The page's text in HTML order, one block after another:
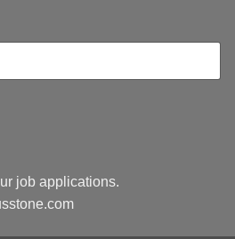
job applications.